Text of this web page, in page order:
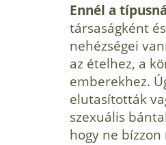
Ennél a
társaságként
nehézségei
az ételhez, a
emberekhez.
elutasították
szexuális
hogy ne